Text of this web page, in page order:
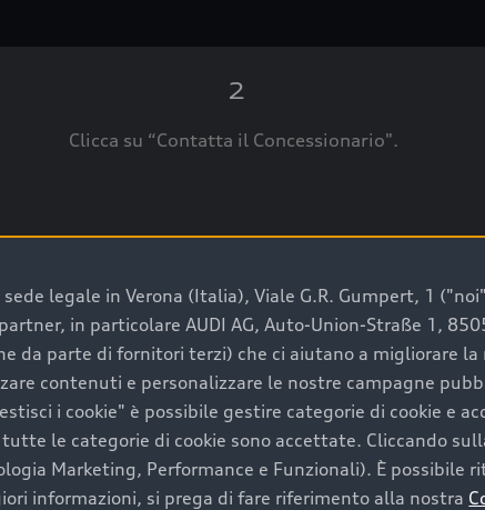
2
Clicca su “Contatta il Concessionario".
usata Audi
convenienza, affidabilità e sostenibilità. Per fare un
del marchio. Audi offre l’auto usata perfetta tramite
legale in Verona (Italia), Viale G.R. Gumpert, 1
in particolare AUDI AG, Auto-Union-Straße 1,
da parte di fornitori terzi) che ci aiutano a migliorare la
contenuti e personalizzare le nostre campagne
i cookie" è possibile gestire categorie di cookie e
le categorie di cookie sono accettate. Cliccando
Marketing, Performance e Funzionali). È possibile
informazioni, si prega di fare riferimento alla nostra